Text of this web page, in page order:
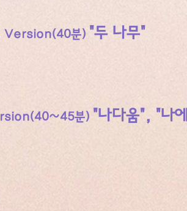
Version(40분) "두 나무"
rsion(40~45분) "나다움", "나